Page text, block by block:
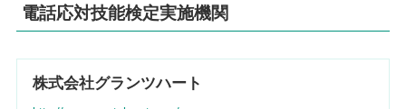
電話応対技能検定実施機関
株式会社グランツハート